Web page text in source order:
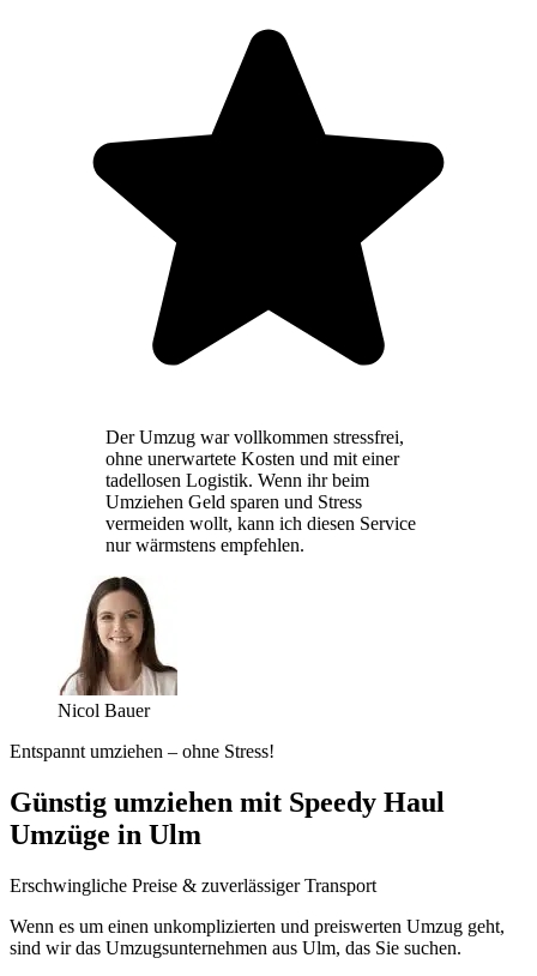
Der Umzug war vollkommen stressfrei,
ohne unerwartete Kosten und mit einer
tadellosen Logistik. Wenn ihr beim
Umziehen Geld sparen und Stress
vermeiden wollt, kann ich diesen Service
nur wärmstens empfehlen.
Nicol Bauer
Entspannt umziehen – ohne Stress!
Günstig umziehen mit Speedy Haul
Umzüge in Ulm
Erschwingliche Preise & zuverlässiger Transport
Wenn es um einen unkomplizierten und preiswerten Umzug geht,
sind wir das Umzugsunternehmen aus Ulm, das Sie suchen.